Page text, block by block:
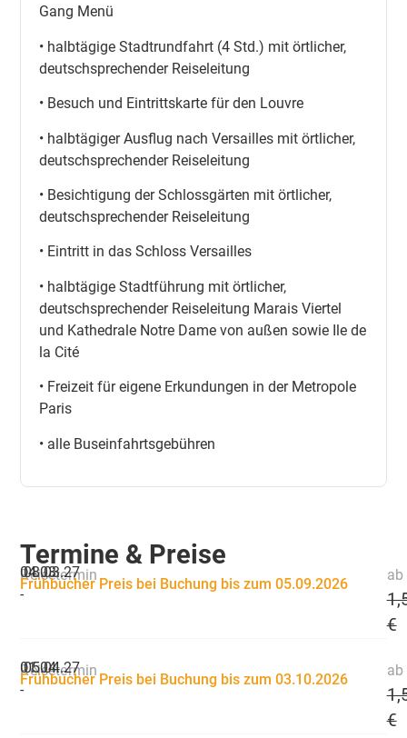
Gang Menü
• halbtägige Stadtrundfahrt (4 Std.) mit örtlicher,
deutschsprechender Reiseleitung
• Besuch und Eintrittskarte für den Louvre
• halbtägiger Ausflug nach Versailles mit örtlicher,
deutschsprechender Reiseleitung
• Besichtigung der Schlossgärten mit örtlicher,
deutschsprechender Reiseleitung
• Eintritt in das Schloss Versailles
• halbtägige Stadtführung mit örtlicher,
deutschsprechender Reiseleitung Marais Viertel
und Kathedrale Notre Dame von außen sowie Ile de
la Cité
• Freizeit für eigene Erkundungen in der Metropole
Paris
• alle Buseinfahrtsgebühren
Termine & Preise
Reisetermin
04.03.
-
08.03.27
Frühbucher Preis bei Buchung bis zum 05.09.2026
ab
€
Reisetermin
01.04.
-
05.04.27
Frühbucher Preis bei Buchung bis zum 03.10.2026
ab
€